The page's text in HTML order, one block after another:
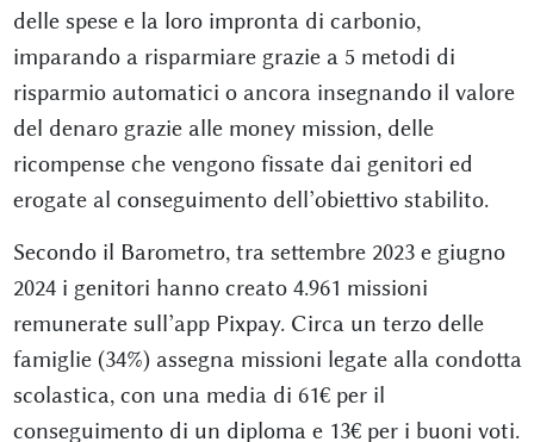
delle spese e la loro impronta di carbonio,
imparando a risparmiare grazie a 5 metodi di
risparmio automatici o ancora insegnando il valore
del denaro grazie alle money mission, delle
ricompense che vengono fissate dai genitori ed
erogate al conseguimento dell’obiettivo stabilito.
Secondo il Barometro, tra settembre 2023 e giugno
2024 i genitori hanno creato 4.961 missioni
remunerate sull’app Pixpay. Circa un terzo delle
famiglie (34%) assegna missioni legate alla condotta
scolastica, con una media di 61€ per il
conseguimento di un diploma e 13€ per i buoni voti.